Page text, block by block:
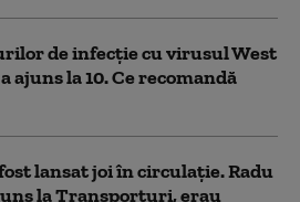
de infecţie cu virusul West
ajuns la 10. Ce recomandă
lansat joi în circulație. Radu
la Transporturi, erau